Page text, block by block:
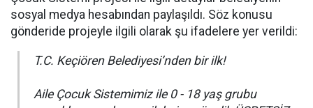
sosyal medya hesabından paylaşıldı. Söz konusu
gönderide projeyle ilgili olarak şu ifadelere yer verildi:
T.C. Keçiören Belediyesi’nden bir ilk!
Aile Çocuk Sistemimiz ile 0 - 18 yaş grubu